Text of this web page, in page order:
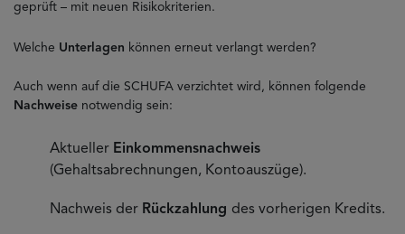
geprüft – mit neuen Risikokriterien.
Welche Unterlagen können erneut verlangt werden?
Auch wenn auf die SCHUFA verzichtet wird, können folgende
Nachweise notwendig sein:
Aktueller Einkommensnachweis
(Gehaltsabrechnungen, Kontoauszüge).
Nachweis der Rückzahlung des vorherigen Kredits.